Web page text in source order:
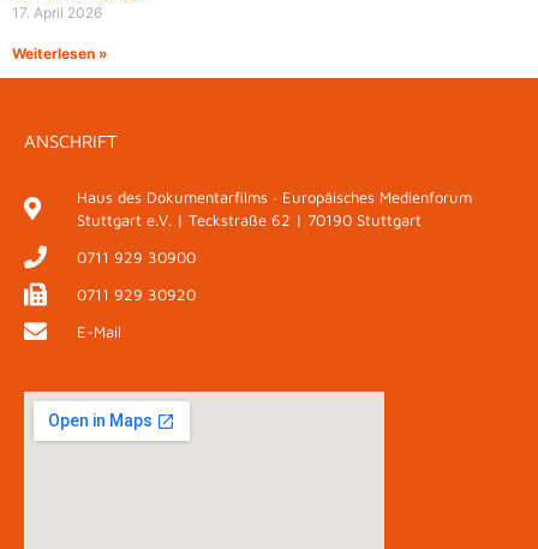
17. April 2026
Weiterlesen »
ANSCHRIFT
Haus des Dokumentarfilms · Europäisches Medienforum
Stuttgart e.V. | Teckstraße 62 | 70190 Stuttgart
0711 929 30900
0711 929 30920
E-Mail